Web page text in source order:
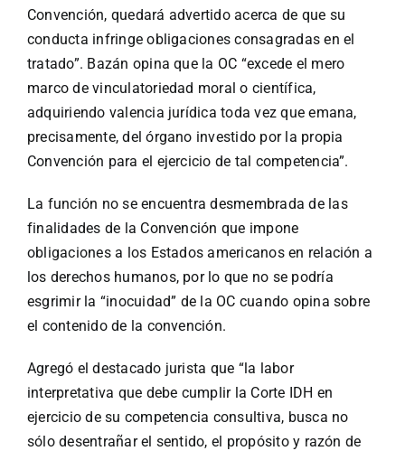
Convención, quedará advertido acerca de que su
conducta infringe obligaciones consagradas en el
tratado”. Bazán opina que la OC “excede el mero
marco de vinculatoriedad moral o científica,
adquiriendo valencia jurídica toda vez que emana,
precisamente, del órgano investido por la propia
Convención para el ejercicio de tal competencia”.
La función no se encuentra desmembrada de las
finalidades de la Convención que impone
obligaciones a los Estados americanos en relación a
los derechos humanos, por lo que no se podría
esgrimir la “inocuidad” de la OC cuando opina sobre
el contenido de la convención.
Agregó el destacado jurista que “la labor
interpretativa que debe cumplir la Corte IDH en
ejercicio de su competencia consultiva, busca no
sólo desentrañar el sentido, el propósito y razón de